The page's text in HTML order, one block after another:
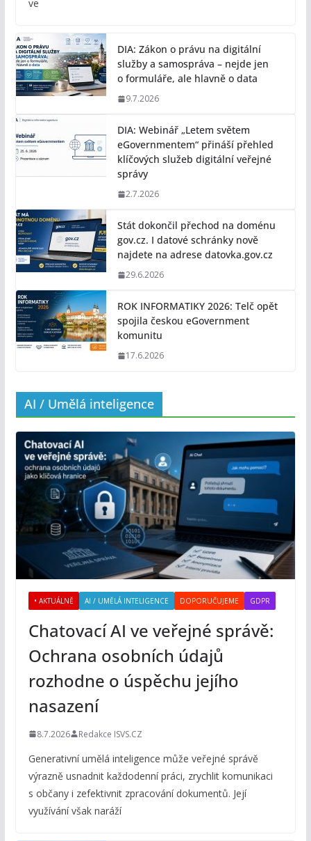
ve
DIA: Zákon o právu na digitální
služby a samospráva – nejde jen
o formuláře, ale hlavně o data
9.7.2026
DIA: Webinář „Letem světem
eGovernmentem“ přináší přehled
klíčových služeb digitální veřejné
správy
2.7.2026
Stát dokončil přechod na doménu
gov.cz. I datové schránky nově
najdete na adrese datovka.gov.cz
29.6.2026
ROK INFORMATIKY 2026: Telč opět
spojila českou eGovernment
komunitu
17.6.2026
AI / Umělá inteligence
• AKTUÁLNĚ AI / UMĚLÁ INTELIGENCE DOPORUČUJEME GDPR
Chatovací AI ve veřejné správě:
Ochrana osobních údajů
rozhodne o úspěchu jejího
nasazení
8.7.2026 Redakce ISVS.CZ
Generativní umělá inteligence může veřejné správě
výrazně usnadnit každodenní práci, zrychlit komunikaci
s občany i zefektivnit zpracování dokumentů. Její
využívání však naráží